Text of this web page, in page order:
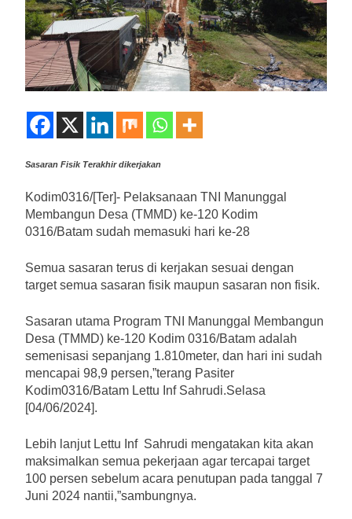
Sasaran Fisik Terakhir dikerjakan
Kodim0316/[Ter]- Pelaksanaan TNI Manunggal
Membangun Desa (TMMD) ke-120 Kodim
0316/Batam sudah memasuki hari ke-28
Semua sasaran terus di kerjakan sesuai dengan
target semua sasaran fisik maupun sasaran non fisik.
Sasaran utama Program TNI Manunggal Membangun
Desa (TMMD) ke-120 Kodim 0316/Batam adalah
semenisasi sepanjang 1.810meter, dan hari ini sudah
mencapai 98,9 persen,”terang Pasiter
Kodim0316/Batam Lettu Inf Sahrudi.Selasa
[04/06/2024].
Lebih lanjut Lettu Inf Sahrudi mengatakan kita akan
maksimalkan semua pekerjaan agar tercapai target
100 persen sebelum acara penutupan pada tanggal 7
Juni 2024 nantii,”sambungnya.